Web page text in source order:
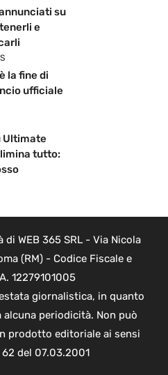
su
e
la fine di
ufficiale
Ultimate
tutto:
WEB 365 SRL - Via Nicola
(RM) - Codice Fiscale e
12279101005
giornalistica, in quanto
periodicità. Non può
prodotto editoriale ai sensi
del 07.03.2001